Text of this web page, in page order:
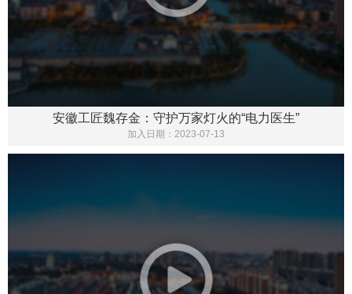
安徽工匠魏存金：守护万家灯火的“电力医生”
加入日期： 2023-07-13